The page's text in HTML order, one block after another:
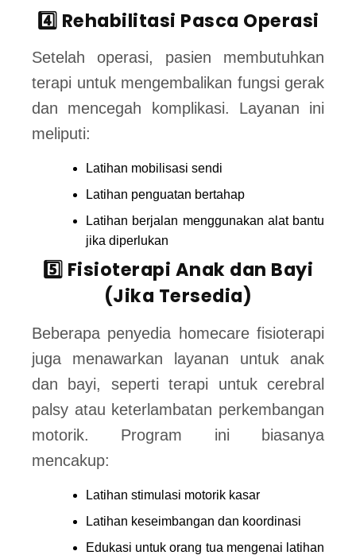
4️⃣ Rehabilitasi Pasca Operasi
Setelah operasi, pasien membutuhkan
terapi untuk mengembalikan fungsi gerak
dan mencegah komplikasi. Layanan ini
meliputi:
Latihan mobilisasi sendi
Latihan penguatan bertahap
Latihan berjalan menggunakan alat bantu
jika diperlukan
5️⃣ Fisioterapi Anak dan Bayi
(Jika Tersedia)
Beberapa penyedia homecare fisioterapi
juga menawarkan layanan untuk anak
dan bayi, seperti terapi untuk cerebral
palsy atau keterlambatan perkembangan
motorik. Program ini biasanya
mencakup:
Latihan stimulasi motorik kasar
Latihan keseimbangan dan koordinasi
Edukasi untuk orang tua mengenai latihan